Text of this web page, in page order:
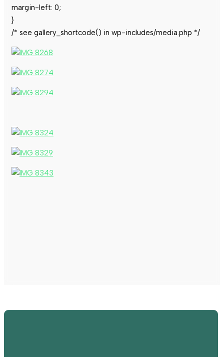
margin-left: 0;
}
/* see gallery_shortcode() in wp-includes/media.php */